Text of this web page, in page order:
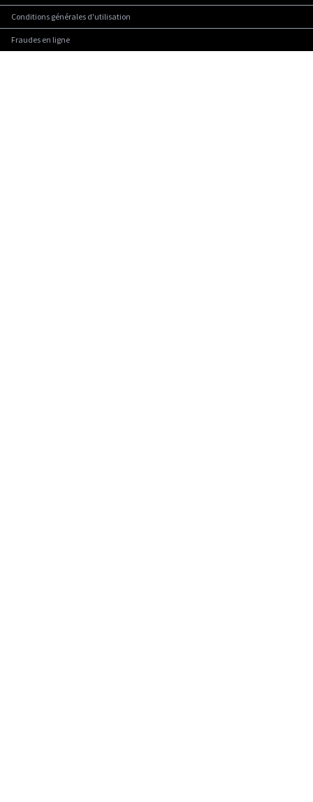
Conditions générales d'utilisation
Fraudes en ligne